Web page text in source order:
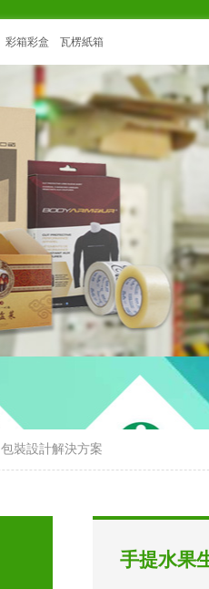
彩箱彩盒 瓦楞紙箱
包裝設計解決方案
手提水果